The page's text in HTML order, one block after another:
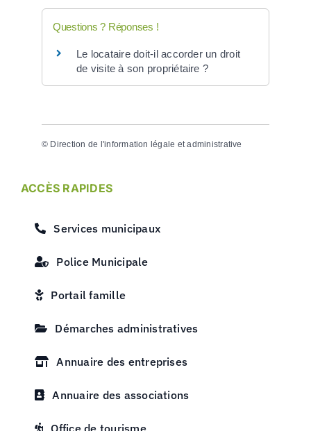
Questions ? Réponses !
Le locataire doit-il accorder un droit
de visite à son propriétaire ?
© Direction de l'information légale et administrative
ACCÈS RAPIDES
Services municipaux
Police Municipale
Portail famille
Démarches administratives
Annuaire des entreprises
Annuaire des associations